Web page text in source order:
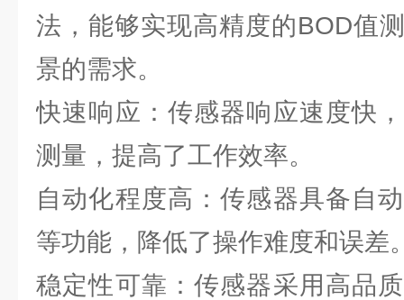
法，能够实现高精度的BOD值
景的需求。
快速响应：传感器响应速度快
测量，提高了工作效率。
自动化程度高：传感器具备自
等功能，降低了操作难度和误差
稳定性可靠：传感器采用高品